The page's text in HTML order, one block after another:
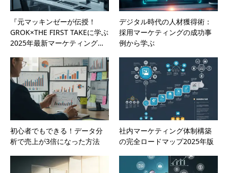
『元マッキンゼーが伝授！
GROK×THE FIRST TAKEに学ぶ
2025年最新マーケティング…
デジタル時代の人材獲得術：
採用マーケティングの成功事
例から学ぶ
初心者でもできる！データ分
析で売上が3倍になった方法
社内マーケティング体制構築
の完全ロードマップ2025年版